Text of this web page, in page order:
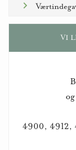
VI
4900, 4912,